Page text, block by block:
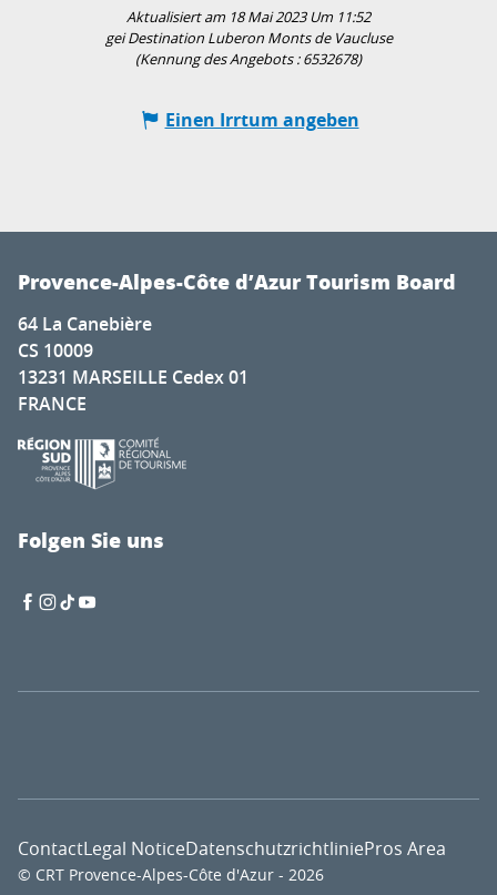
Aktualisiert am 18 Mai 2023 Um 11:52
gei Destination Luberon Monts de Vaucluse
(Kennung des Angebots :6532678)
Einen Irrtum angeben
Provence-Alpes-Côte d’Azur Tourism Board
64 La Canebière
CS 10009
13231 MARSEILLE Cedex 01
FRANCE
Folgen Sie uns
© CRT Provence-Alpes-Côte d'Azur - 2026
ContactLegal NoticeDatenschutzrichtliniePros Area